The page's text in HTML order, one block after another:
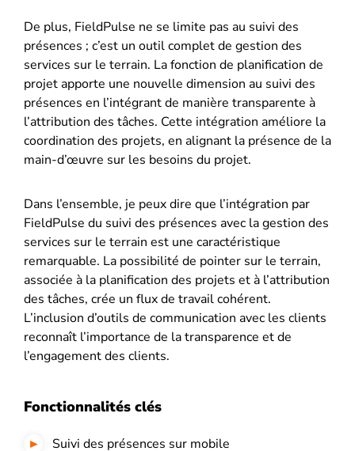
De plus, FieldPulse ne se limite pas au suivi des
présences ; c’est un outil complet de gestion des
services sur le terrain. La fonction de planification de
projet apporte une nouvelle dimension au suivi des
présences en l’intégrant de manière transparente à
l’attribution des tâches. Cette intégration améliore la
coordination des projets, en alignant la présence de la
main-d’œuvre sur les besoins du projet.
Dans l’ensemble, je peux dire que l’intégration par
FieldPulse du suivi des présences avec la gestion des
services sur le terrain est une caractéristique
remarquable. La possibilité de pointer sur le terrain,
associée à la planification des projets et à l’attribution
des tâches, crée un flux de travail cohérent.
L’inclusion d’outils de communication avec les clients
reconnaît l’importance de la transparence et de
l’engagement des clients.
Fonctionnalités clés
Suivi des présences sur mobile